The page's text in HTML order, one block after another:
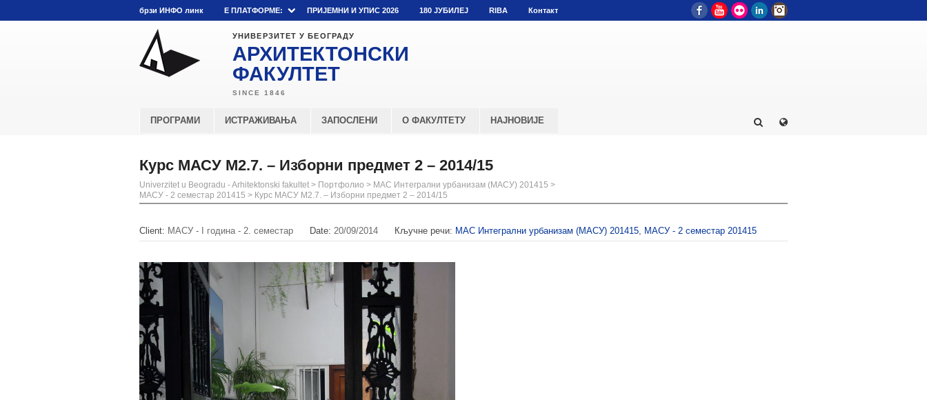
брзи ИНФО линк E ПЛАТФОРМЕ: ПРИЈЕМНИ И УПИС 2026 180 ЈУБИЛЕЈ RIBA Контакт FacebookYouTube
Flickr LinkedIn
УНИВЕРЗИТЕТ У БЕОГРАДУ
АРХИТЕКТОНСКИ
ФАКУЛТЕТ
ПРОГРАМИ ИСТРАЖИВАЊА ЗАПОСЛЕНИ О ФАКУЛТЕТУ НАЈНОВИЈЕ
Курс МАСУ М2.7. – Изборни предмет 2 – 2014/15
Univerzitet u Beogradu - Arhitektonski fakultet > Портфолио > МАС Интегрални урбанизам (МАСУ) 201415 >
МАСУ - 2 семестар 201415 > Курс МАСУ М2.7. – Изборни предмет 2 – 2014/15
Client: МАСУ - I година - 2. семестар Date: 20/09/2014 Кључне речи: МАС Интегрални урбанизам (МАСУ) 201415, МАСУ - 2 семестар 201415